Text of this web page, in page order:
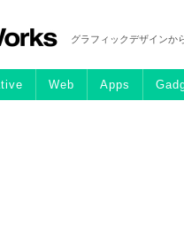
グラフィックデザインか
Web Apps